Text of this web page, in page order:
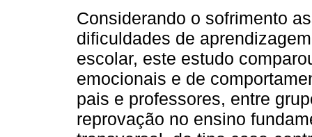
Considerando o sofrimento
dificuldades de
escolar, este estudo
emocionais e de
pais e professores, entre
reprovação no ensino